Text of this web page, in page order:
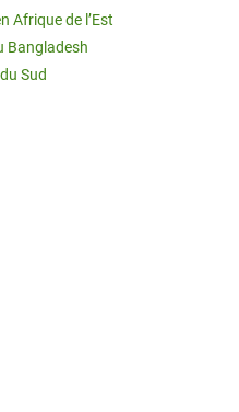
Afrique de l’Est
Bangladesh
Sud